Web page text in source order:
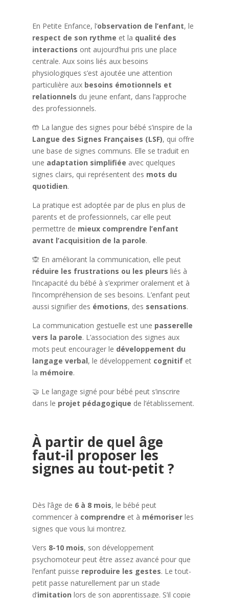
En Petite Enfance, l’observation de l’enfant, le
respect de son rythme et la qualité des
interactions ont aujourd’hui pris une place
centrale. Aux soins liés aux besoins
physiologiques s’est ajoutée une attention
particulière aux besoins émotionnels et
relationnels du jeune enfant, dans l’approche
des professionnels.
🤲 La langue des signes pour bébé s’inspire de la
Langue des Signes Françaises (LSF), qui offre
une base de signes communs. Elle se traduit en
une adaptation simplifiée avec quelques
signes clairs, qui représentent des mots du
quotidien.
La pratique est adoptée par de plus en plus de
parents et de professionnels, car elle peut
permettre de mieux comprendre l’enfant
avant l’acquisition de la parole.
🙊 En améliorant la communication, elle peut
réduire les frustrations ou les pleurs liés à
l’incapacité du bébé à s’exprimer oralement et à
l’incompréhension de ses besoins. L’enfant peut
aussi signifier des émotions, des sensations.
La communication gestuelle est une passerelle
vers la parole. L’association des signes aux
mots peut encourager le développement du
langage verbal, le développement cognitifet
la mémoire.
🤝 Le langage signé pour bébé peut s’inscrire
dans le projet pédagogique de l’établissement.
À partir de quel âge
faut-il proposer les
signes au tout-petit ?
Dès l’âge de 6 à 8 mois, le bébé peut
commencer à comprendre et à mémoriserles
signes que vous lui montrez.
Vers 8-10 mois, son développement
psychomoteur peut être assez avancé pour que
l’enfant puisse reproduire les gestes. Le tout-
petit passe naturellement par un stade
d’imitation lors de son apprentissage. S’il copie